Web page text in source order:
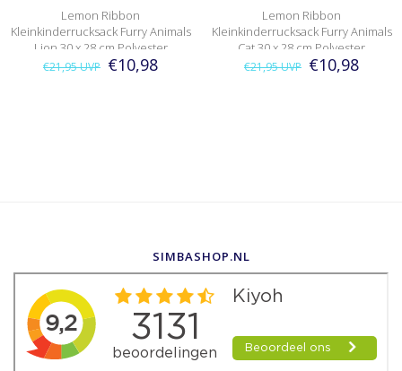
Lemon Ribbon
Kleinkinderrucksack Furry Animals
Lion 30 x 28 cm Polyester
€21,95UVP €10,98
Lemon Ribbon
Kleinkinderrucksack Furry Animals
Cat 30 x 28 cm Polyester
€21,95UVP €10,98
SIMBASHOP.NL